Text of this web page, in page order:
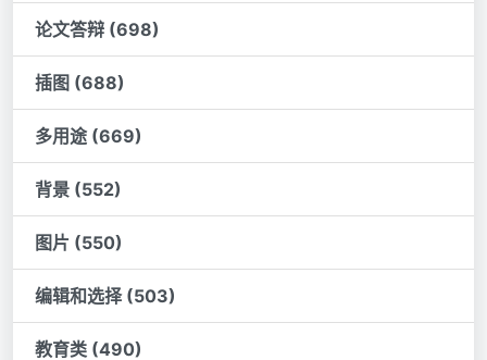
论文答辩 (698)
插图 (688)
多用途 (669)
背景 (552)
图片 (550)
编辑和选择 (503)
教育类 (490)